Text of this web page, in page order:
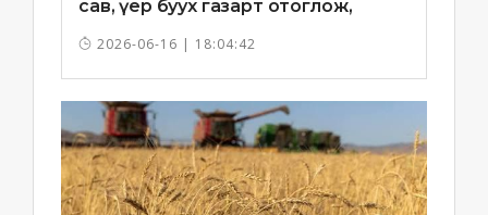
сав, үер буух газарт отоглож,
2026-06-16 | 18:04:42